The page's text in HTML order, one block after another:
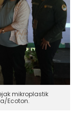
mikroplastik
Ecoton.